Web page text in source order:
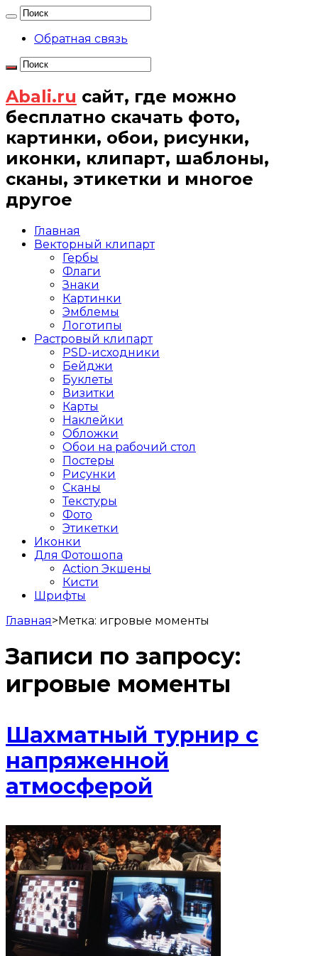
Обратная связь
Abali.ru сайт, где можно
бесплатно скачать фото,
картинки, обои, рисунки,
иконки, клипарт, шаблоны,
сканы, этикетки и многое
другое
Главная
Векторный клипарт
Гербы
Флаги
Знаки
Картинки
Эмблемы
Логотипы
Растровый клипарт
PSD-исходники
Бейджи
Буклеты
Визитки
Карты
Наклейки
Обложки
Обои на рабочий стол
Постеры
Рисунки
Сканы
Текстуры
Фото
Этикетки
Иконки
Для Фотошопа
Action Экшены
Кисти
Шрифты
Главная>Метка: игровые моменты
Записи по запросу:
игровые моменты
Шахматный турнир с
напряженной
атмосферой